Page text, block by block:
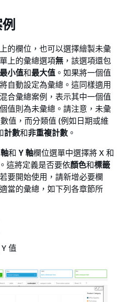
的欄位，也可以選擇繪製未彙
上的彙總選項無 ，該選項還包
最小值和最大值 。如果將一個值
自動設定為彙總。這同樣適用
合彙總案例，表示其中一個值
值則為未彙總。請注意，未彙
值，而分類值 (例如日期或維
計數和非重複計數 。
和 Y 軸欄位選單中選擇將 X 和
這將定義是否要依顏色和標籤
要開始使用，請新增必要欄
當的彙總，如下列各章節所
值